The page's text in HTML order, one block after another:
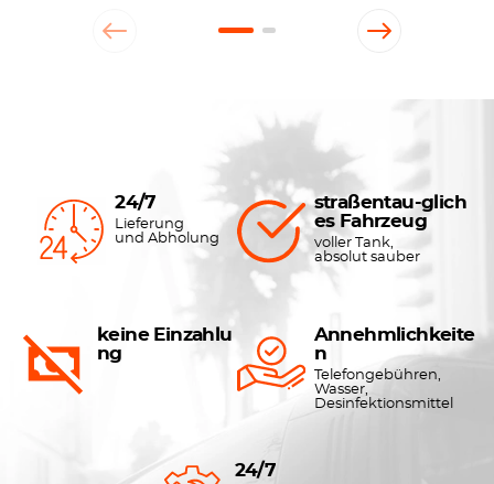
24/7
Lieferung
und Abholung
straßentau-glich
es Fahrzeug
voller Tank,
absolut sauber
keine Einzahlu
ng
Annehmlichkeite
n
Telefongebühren,
Wasser,
Desinfektionsmittel
24/7